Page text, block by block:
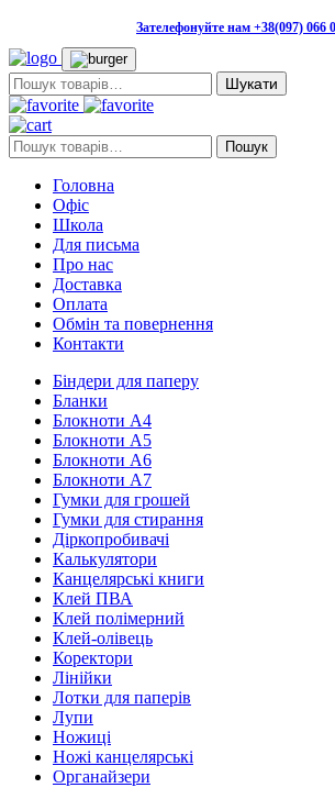
Зателефонуйте нам +38(097) 066
Пошук:
Пошук: Пошук
Головна
Офіс
Школа
Для письма
Про нас
Доставка
Оплата
Обмін та повернення
Контакти
Біндери для паперу
Бланки
Блокноти А4
Блокноти А5
Блокноти А6
Блокноти А7
Гумки для грошей
Гумки для стирання
Діркопробивачі
Калькулятори
Канцелярські книги
Клей ПВА
Клей полімерний
Клей-олівець
Коректори
Лінійки
Лотки для паперів
Лупи
Ножиці
Ножі канцелярські
Органайзери